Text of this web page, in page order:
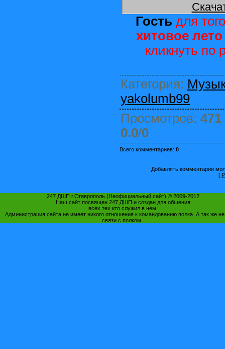
Гость для
хитовое лето
кликнуть
Категория:
yakolumb99
Просмотров: 471
0.0/0
Всего комментариев: 0
Добавлять комментарии
[
247 ДШП г.Ставрополь (Неофициальный сайт) © 2009-2012
Наш сайт посвящен 247 ДШП и создан для общения
всех тех кто служил в нем.
Администрация сайта не имеет никого отношения к командованию полка. А так же
связи с полком.